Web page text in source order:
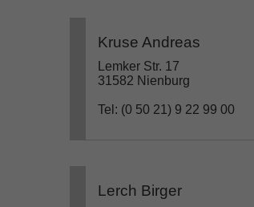
Kruse Andreas
Lemker Str. 17
31582 Nienburg
Tel: (0 50 21) 9 22 99 00
Lerch Birger